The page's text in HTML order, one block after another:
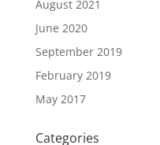
August 2021
June 2020
September 2019
February 2019
May 2017
Categories